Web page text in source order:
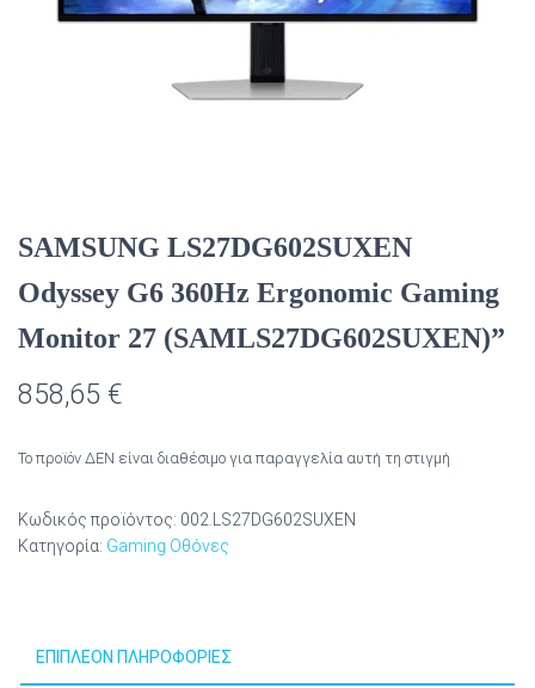
SAMSUNG LS27DG602SUXEN
Odyssey G6 360Hz Ergonomic Gaming
Monitor 27 (SAMLS27DG602SUXEN)”
858,65 €
Το προϊόν ΔΕΝ είναι διαθέσιμο για παραγγελία αυτή τη στιγμή
Κωδικός προϊόντος: 002.LS27DG602SUXEN
Κατηγορία: Gaming Οθόνες
ΕΠΙΠΛΈΟΝ ΠΛΗΡΟΦΟΡΊΕΣ